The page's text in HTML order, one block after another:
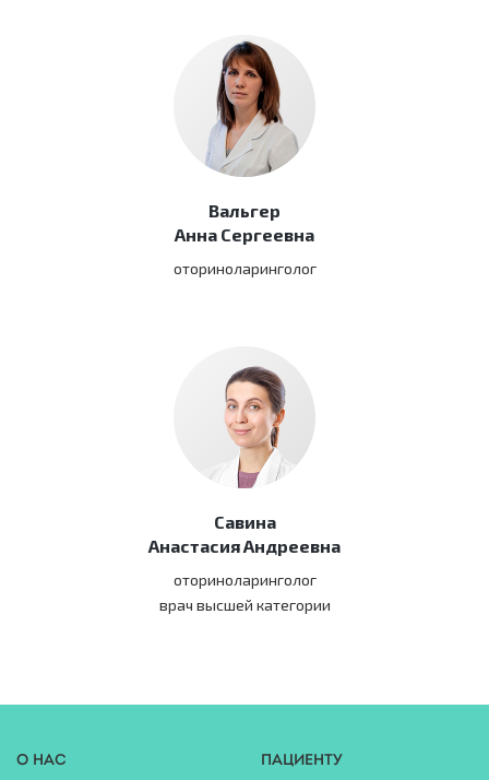
Вальгер
Анна Сергеевна
оториноларинголог
Савина
Анастасия Андреевна
оториноларинголог
врач высшей категории
О нас
Пациенту